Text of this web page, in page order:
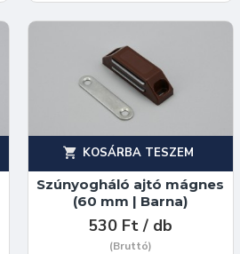
Szúnyogháló ajtó mágnes
(60 mm | Barna)
530 Ft / db
(Bruttó)
KOSÁRBA TESZEM